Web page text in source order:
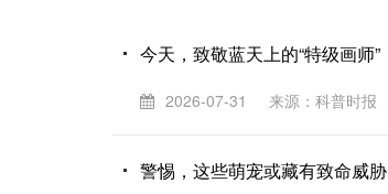
今天，致敬蓝天上的“特级画师”
2026-07-31 来源：科普时报
警惕，这些萌宠或藏有致命威胁